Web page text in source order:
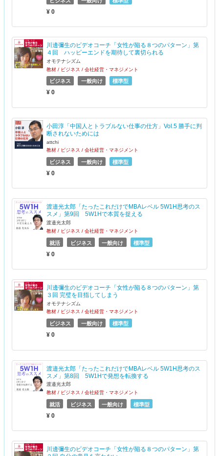
¥ 0
川邊彌生のビデオコーチ「女性が陥る８つのパターン」第
４回 ハッピーエンドを期待して裏切られる
オモテナシズム
教材 / ビジネス / 会社経営・マネジメント
ビジネス 一般向け 標準型
¥ 0
小田淳「中国人とトラブルない仕事の仕方」Vol.5 勝手に判
断されないためには
attchi
教材 / ビジネス / 会社経営・マネジメント
ビジネス 一般向け 標準型
¥ 0
渡邉光太郎「たったこれだけでMBAレベル 5W1H思考のス
スメ」第9回 5W1Hで本質を捉える
渡邉光太郎
教材 / ビジネス / 会社経営・マネジメント
就活 ビジネス 一般向け 標準型
¥ 0
川邊彌生のビデオコーチ「女性が陥る８つのパターン」第
３回 完璧を目指してしまう
オモテナシズム
教材 / ビジネス / 会社経営・マネジメント
ビジネス 一般向け 標準型
¥ 0
渡邉光太郎「たったこれだけでMBAレベル 5W1H思考のス
スメ」第8回 5W1Hで発想を転換する
渡邉光太郎
教材 / ビジネス / 会社経営・マネジメント
就活 ビジネス 一般向け 標準型
¥ 0
川邊彌生のビデオコーチ「女性が陥る８つのパターン」第